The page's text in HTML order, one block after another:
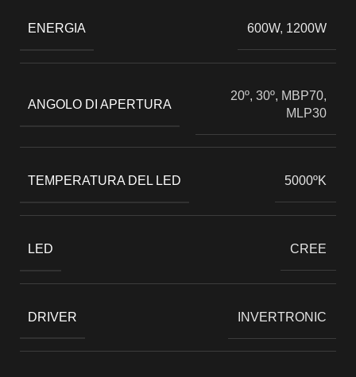
ENERGIA 600W, 1200W
ANGOLO DI APERTURA
20º, 30º, MBP70,
MLP30
TEMPERATURA DEL LED 5000ºK
LED CREE
DRIVER INVERTRONIC